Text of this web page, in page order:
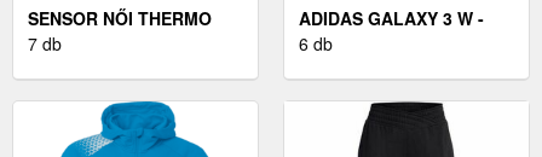
SENSOR NŐI THERMO
FELSŐ NŐI THERMO
7 db
ADIDAS GALAXY 3 W -
NŐI FUTÓCIPŐ
6 db